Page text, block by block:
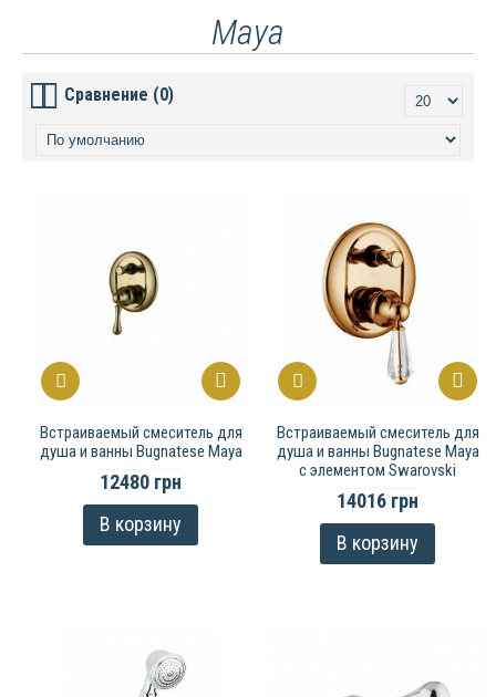
Maya
Сравнение (0)
Встраиваемый смеситель для
душа и ванны Bugnatese Maya
12480 грн
В корзину
Встраиваемый смеситель для
душа и ванны Bugnatese Maya
с элементом Swarovski
14016 грн
В корзину